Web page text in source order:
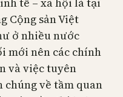
Cộng sản Việt
ở nhiều nước
mới nên các chính
và việc tuyên
về tầm quan